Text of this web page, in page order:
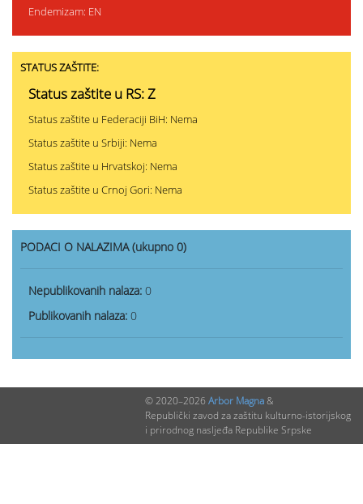
Endemizam: EN
STATUS ZAŠTITE:
Status zaštite u RS: Z
Status zaštite u Federaciji BiH: Nema
Status zaštite u Srbiji: Nema
Status zaštite u Hrvatskoj: Nema
Status zaštite u Crnoj Gori: Nema
PODACI O NALAZIMA (ukupno 0)
Nepublikovanih nalaza: 0
Publikovanih nalaza: 0
© 2020–2026 Arbor Magna&
Republički zavod za zaštitu kulturno-istorijskog
i prirodnog nasljeđa Republike Srpske